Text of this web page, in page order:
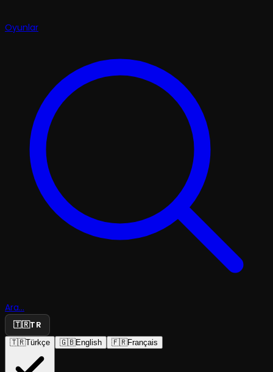
Oyunlar
Ara...
🇹🇷TR
🇹🇷Türkçe 🇬🇧English 🇫🇷Français